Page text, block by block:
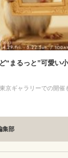
“まるっと”可愛い
ギャラリーでの開催
集部